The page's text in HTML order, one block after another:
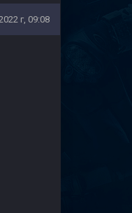
г, 09:08